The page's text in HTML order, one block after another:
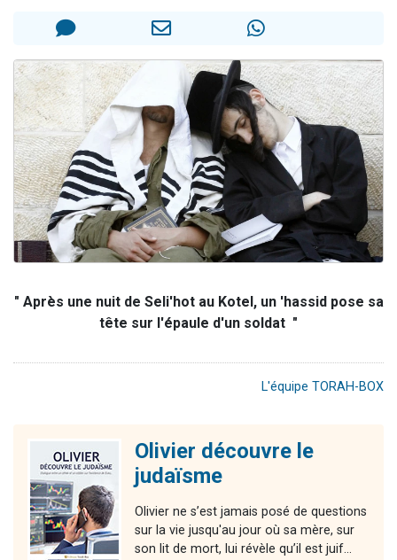
Il reste 49 places pour étudier en groupe sur Zoom
12 nouvelles musiques dans Torah-Box Music
29 personnes viennent de demander une bénédiction
" Après une nuit de Seli'hot au Kotel, un 'hassid pose sa
tête sur l'épaule d'un soldat "
L'équipe TORAH-BOX
Olivier découvre le
judaïsme
Olivier ne s’est jamais posé de questions
sur la vie jusqu'au jour où sa mère, sur
son lit de mort, lui révèle qu’il est juif...